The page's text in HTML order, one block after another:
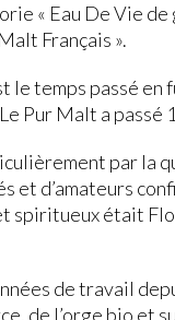
« Eau De Vie
Français ».
le temps passé
Pur Malt a passé
par la
et d’amateurs
spiritueux était
de travail
de l’orge bio et